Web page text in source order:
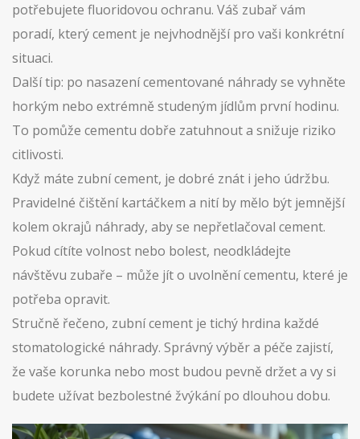
potřebujete fluoridovou ochranu. Váš zubař vám
poradí, který cement je nejvhodnější pro vaši konkrétní
situaci.
Další tip: po nasazení cementované náhrady se vyhněte
horkým nebo extrémně studeným jídlům první hodinu.
To pomůže cementu dobře zatuhnout a snižuje riziko
citlivosti.
Když máte zubní cement, je dobré znát i jeho údržbu.
Pravidelné čištění kartáčkem a nití by mělo být jemnější
kolem okrajů náhrady, aby se nepřetlačoval cement.
Pokud cítíte volnost nebo bolest, neodkládejte
návštěvu zubaře – může jít o uvolnění cementu, které je
potřeba opravit.
Stručně řečeno, zubní cement je tichý hrdina každé
stomatologické náhrady. Správný výběr a péče zajistí,
že vaše korunka nebo most budou pevně držet a vy si
budete užívat bezbolestné žvýkání po dlouhou dobu.